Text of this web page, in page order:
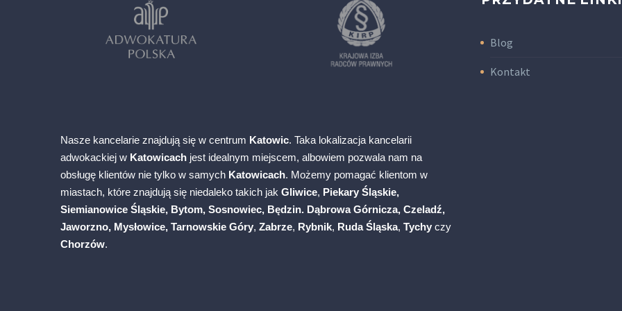
Nasze kancelarie znajdują się w centrum Katowic. Taka lokalizacja kancelarii
adwokackiej w Katowicach jest idealnym miejscem, albowiem pozwala nam na
obsługę klientów nie tylko w samych Katowicach. Możemy pomagać klientom w
miastach, które znajdują się niedaleko takich jak Gliwice, Piekary Śląskie,
Siemianowice Śląskie, Bytom, Sosnowiec, Będzin. Dąbrowa Górnicza, Czeladź,
Jaworzno, Mysłowice, Tarnowskie Góry, Zabrze, Rybnik, Ruda Śląska, Tychy czy
Chorzów.
Blog
Kontakt